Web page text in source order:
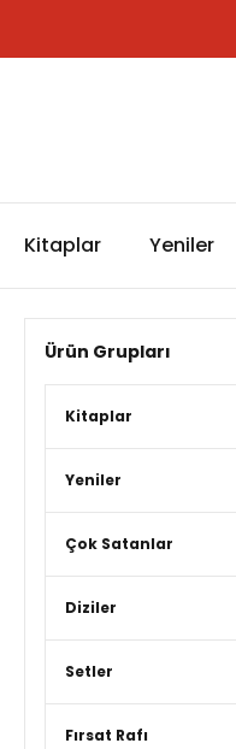
Kitaplar Yeniler
Ürün Grupları
Kitaplar
Yeniler
Çok Satanlar
Diziler
Setler
Fırsat Rafı